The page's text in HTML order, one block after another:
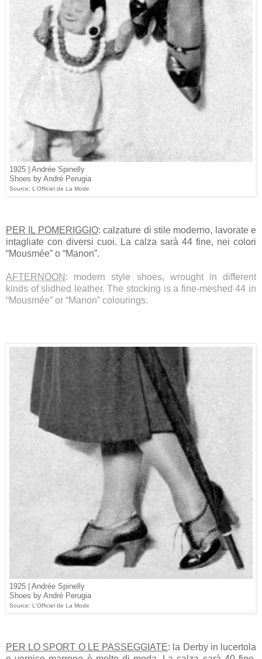
1925 | Andrée Spinelly
Shoes by André Perugia
Source: L'Officiel de La Mode
PER IL POMERIGGIO: calzature di stile moderno, lavorate e
intagliate con diversi cuoi. La calza sarà 44 fine, nei colori
“Mousmée” o “Manon”.
AFTERNOON : modern style shoes, wrought in different
kinds of slidhed leather. The stocking is a fine-meshed 44 in
“Mousmée” or “Manon” colourings.
1925 | Andrée Spinelly
Shoes by André Perugia
Source: L'Officiel de La Mode
PER LO SPORT O LE PASSEGGIATE: la Derby in lucertola